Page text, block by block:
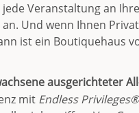
jede Veranstaltung an
an. Und wenn Ihnen
ist ein Boutiquehaus
ausgerichteter
mit Endless Privileges®